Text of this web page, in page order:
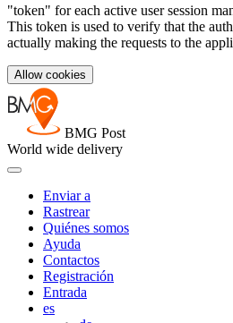
"token" for each active user session
This token is used to verify that the
actually making the requests to the
Allow cookies
BMG Post
World wide delivery
Enviar a
Rastrear
Quiénes somos
Ayuda
Сontactos
Registración
Entrada
es